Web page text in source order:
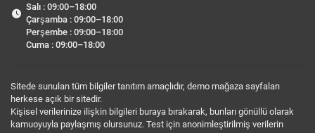
Salı : 09:00–18:00
Çarşamba : 09:00–18:00
Perşembe : 09:00–18:00
Cuma : 09:00–18:00
Sitede sunulan tüm bilgiler tanıtım amaçlıdır, demo mağaza sayfaları
herkese açık bir sitedir.
Kişisel verilerinize ilişkin bilgileri buraya bırakarak, bunları gönüllü olarak
kamuoyuyla paylaşmış olursunuz. Test için anonimleştirilmiş verilerin